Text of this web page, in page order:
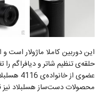
این دوربین کاملا ماژولار
حلقه‌ی تنظیم شاتر و دیافراگم
عضوی از
محصولات دست‌ساز هسلبلاد نیز